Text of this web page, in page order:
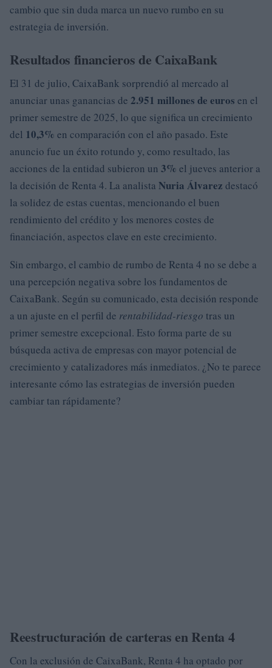
cambio que sin duda marca un nuevo rumbo en su
estrategia de inversión.
Resultados financieros de CaixaBank
El 31 de julio, CaixaBank sorprendió al mercado al
anunciar unas ganancias de 2.951 millones de euros en el
primer semestre de 2025, lo que significa un crecimiento
del 10,3% en comparación con el año pasado. Este
anuncio fue un éxito rotundo y, como resultado, las
acciones de la entidad subieron un 3% el jueves anterior a
la decisión de Renta 4. La analista Nuria Álvarez destacó
la solidez de estas cuentas, mencionando el buen
rendimiento del crédito y los menores costes de
financiación, aspectos clave en este crecimiento.
Sin embargo, el cambio de rumbo de Renta 4 no se debe a
una percepción negativa sobre los fundamentos de
CaixaBank. Según su comunicado, esta decisión responde
a un ajuste en el perfil de rentabilidad-riesgo tras un
primer semestre excepcional. Esto forma parte de su
búsqueda activa de empresas con mayor potencial de
crecimiento y catalizadores más inmediatos. ¿No te parece
interesante cómo las estrategias de inversión pueden
cambiar tan rápidamente?
Reestructuración de carteras en Renta 4
Con la exclusión de CaixaBank, Renta 4 ha optado por